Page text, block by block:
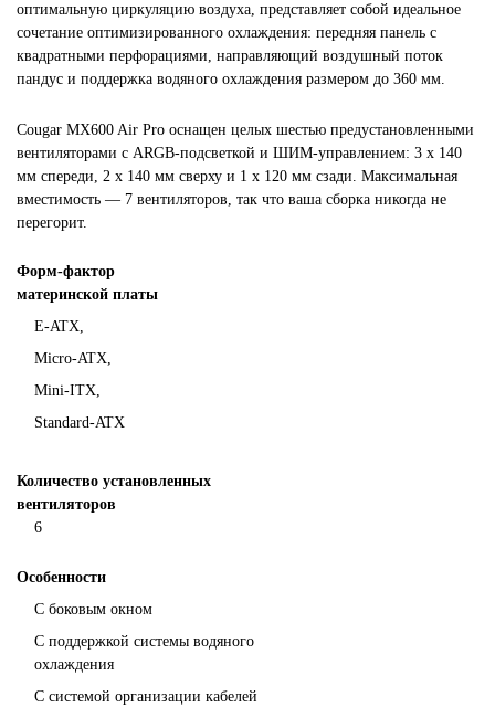
оптимальную циркуляцию воздуха, представляет собой идеальное
сочетание оптимизированного охлаждения: передняя панель с
квадратными перфорациями, направляющий воздушный поток
пандус и поддержка водяного охлаждения размером до 360 мм.
Cougar MX600 Air Pro оснащен целых шестью предустановленными
вентиляторами с ARGB-подсветкой и ШИМ-управлением: 3 x 140
мм спереди, 2 x 140 мм сверху и 1 x 120 мм сзади. Максимальная
вместимость — 7 вентиляторов, так что ваша сборка никогда не
перегорит.
Форм-фактор
материнской платы
E-ATX,
Micro-ATX,
Mini-ITX,
Standard-ATX
Количество установленных
вентиляторов
6
Особенности
С боковым окном
С поддержкой системы водяного
охлаждения
С системой организации кабелей